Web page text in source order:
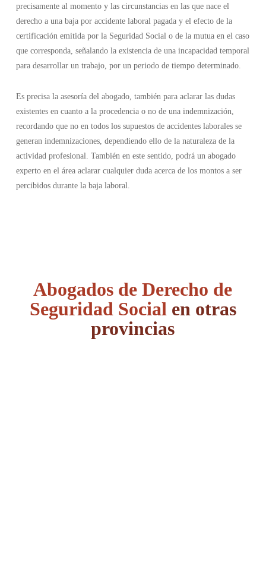
precisamente al momento y las circunstancias en las que nace el
derecho a una baja por accidente laboral pagada y el efecto de la
certificación emitida por la Seguridad Social o de la mutua en el caso
que corresponda, señalando la existencia de una incapacidad temporal
para desarrollar un trabajo, por un periodo de tiempo determinado.
Es precisa la asesoría del abogado, también para aclarar las dudas
existentes en cuanto a la procedencia o no de una indemnización,
recordando que no en todos los supuestos de accidentes laborales se
generan indemnizaciones, dependiendo ello de la naturaleza de la
actividad profesional. También en este sentido, podrá un abogado
experto en el área aclarar cualquier duda acerca de los montos a ser
percibidos durante la baja laboral.
Abogados de Derecho de
Seguridad Social en otras
provincias